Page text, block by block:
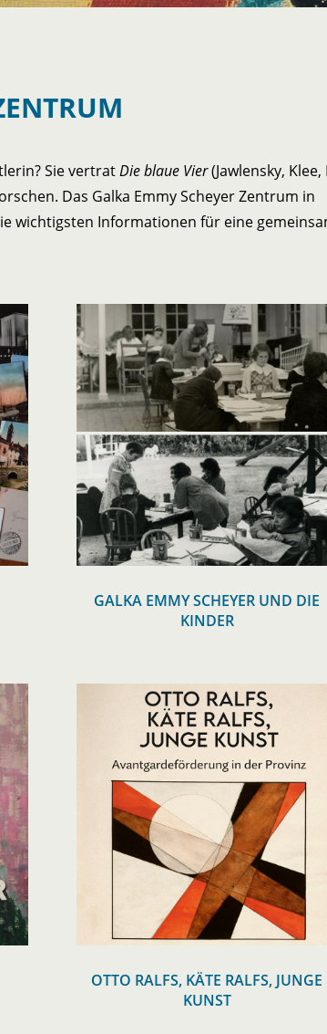
Sie vertratDie blaue Vier(Jawlensky,
Das Galka Emmy Scheyer Zentrum in
wichtigsten Informationen für eine
GALKA EMMY SCHEYER UND DIE
KINDER
OTTO RALFS, KÄTE RALFS, JUNGE
KUNST